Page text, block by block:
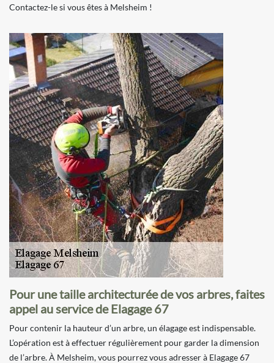
Contactez-le si vous êtes à Melsheim !
Pour une taille architecturée de vos arbres, faites
appel au service de Elagage 67
Pour contenir la hauteur d’un arbre, un élagage est indispensable.
L’opération est à effectuer régulièrement pour garder la dimension
de l’arbre. À Melsheim, vous pourrez vous adresser à Elagage 67